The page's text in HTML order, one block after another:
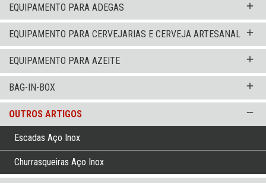
EQUIPAMENTO PARA ADEGAS add
EQUIPAMENTO PARA CERVEJARIAS E CERVEJA ARTESANAL add
EQUIPAMENTO PARA AZEITE add
BAG-IN-BOX add
OUTROS ARTIGOS remove
Escadas Aço Inox
Churrasqueiras Aço Inox